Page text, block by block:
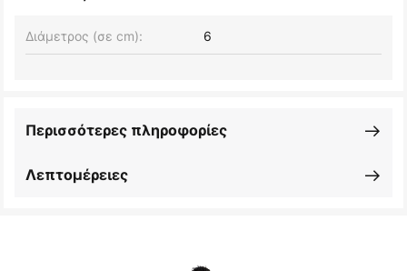
Διάμετρος (σε cm): 6
Λεπτομέρειες
Περισσότερες πληροφορίες